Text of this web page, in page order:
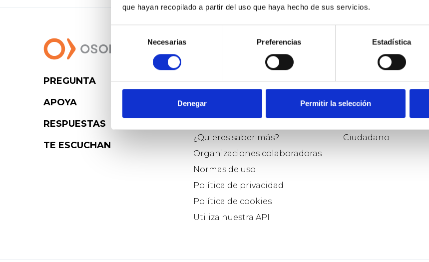
que hayan recopilado a partir del uso que haya hecho de sus servicios.
consentimiento
Necesarias Preferencias Estadística
Denegar Permitir la selección
PREGUNTA
APOYA
RESPUESTAS
TE ESCUCHAN
Osoigo
Blog de Osoigo
Quiénes somos
¿Quieres saber más?
Organizaciones colaboradoras
Normas de uso
Política de privacidad
Política de cookies
Utiliza nuestra API
Participar como...
Político
Asociación
Ciudadano